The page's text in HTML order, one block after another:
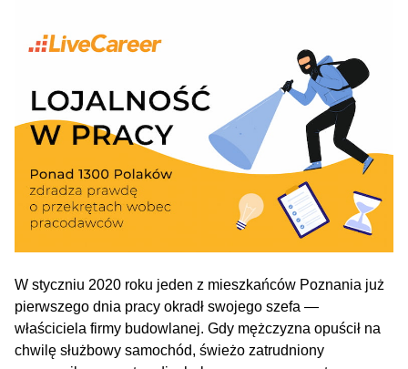
W styczniu 2020 roku jeden z mieszkańców Poznania już
pierwszego dnia pracy okradł swojego szefa —
właściciela firmy budowlanej. Gdy mężczyzna opuścił na
chwilę służbowy samochód, świeżo zatrudniony